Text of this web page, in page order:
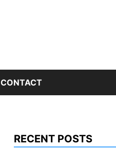
CONTACT
RECENT POSTS